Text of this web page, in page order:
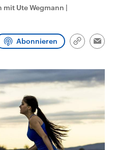
Podcasts
mit Ute Wegmann |
Abonnieren
Link